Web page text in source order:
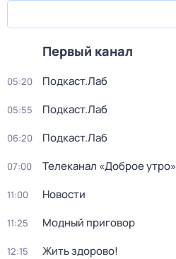
Первый канал
05:20 Подкаст.Лаб
05:55 Подкаст.Лаб
06:20 Подкаст.Лаб
07:00 Телеканал «Доброе утро»
11:00 Новости
11:25 Модный приговор
12:15 Жить здорово!